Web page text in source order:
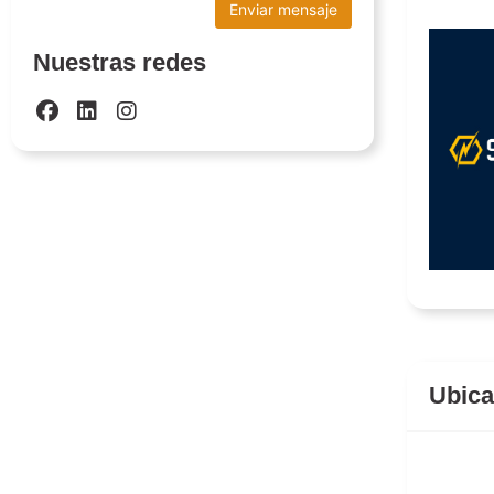
Nuestras redes